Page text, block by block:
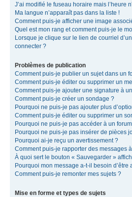
J’ai modifié le fuseau horaire mais l’heure
Ma langue n’apparaît pas dans la liste !
Comment puis-je afficher une image
Quel est mon rang et comment puis-je le
Lorsque je clique sur le lien de courriel
connecter ?
Problèmes de publication
Comment puis-je publier un sujet dans un
Comment puis-je éditer ou supprimer un
Comment puis-je ajouter une signature à
Comment puis-je créer un sondage ?
Pourquoi ne puis-je pas ajouter plus
Comment puis-je éditer ou supprimer un
Pourquoi ne puis-je pas accéder à un
Pourquoi ne puis-je pas insérer de pièces
Pourquoi ai-je reçu un avertissement ?
Comment puis-je rapporter des messages
À quoi sert le bouton « Sauvegarder »
Pourquoi mon message a-t-il besoin d’être
Comment puis-je remonter mes sujets ?
Mise en forme et types de sujets